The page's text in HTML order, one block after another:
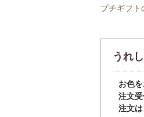
プチギフト
うれ
お色
注文
注文